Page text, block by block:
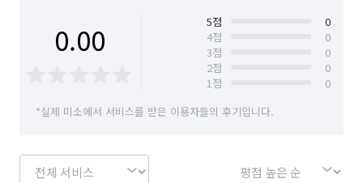
0.00 5점
0
4점
0
3점
0
2점
0
1점
0
*실제 미소에서 서비스를 받은 이용자들의 후기입니다.